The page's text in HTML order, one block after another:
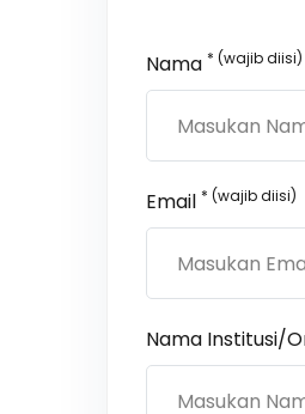
Nama * (wajib diisi)
Email * (wajib diisi)
Nama Institusi/